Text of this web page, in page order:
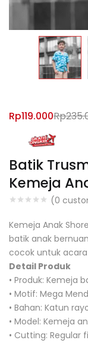
Batik
Kemeja
(0
Rp119.000Rp
Kemeja Anak
batik anak
cocok untuk
Detail Produk
• Produk: Kemeja
• Motif: Mega
• Bahan: Katun
• Model: Kemeja
• Cutting: Regular